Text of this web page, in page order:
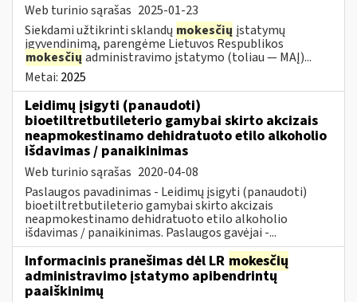
Web turinio sąrašas 2025-01-23
Siekdami užtikrinti sklandų mokesčių įstatymų
įgyvendinimą, parengėme Lietuvos Respublikos
mokesčių administravimo įstatymo (toliau — MAĮ)...
Metai: 2025
Leidimų įsigyti (panaudoti)
bioetiltretbutileterio gamybai skirto akcizais
neapmokestinamo dehidratuoto etilo alkoholio
išdavimas / panaikinimas
Web turinio sąrašas 2020-04-08
Paslaugos pavadinimas - Leidimų įsigyti (panaudoti)
bioetiltretbutileterio gamybai skirto akcizais
neapmokestinamo dehidratuoto etilo alkoholio
išdavimas / panaikinimas. Paslaugos gavėjai -...
Informacinis pranešimas dėl LR mokesčių
administravimo įstatymo apibendrintų
paaiškinimų